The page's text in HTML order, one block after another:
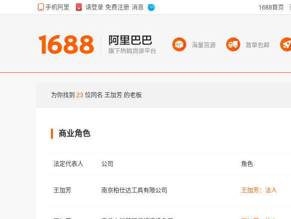
海量货源 首单包邮
为你找到 23 位同名 王加芳 的老板
商业角色
法定代表人 公司 角色
王加芳 南京柏仕达工具有限公司 王加芳：法人